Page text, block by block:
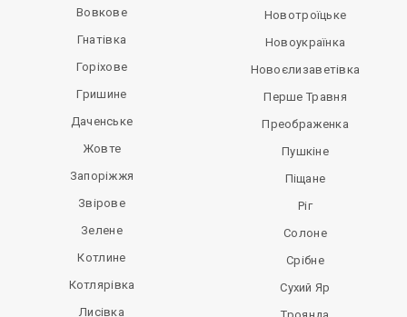
Вовкове
Гнатівка
Горіхове
Гришине
Даченське
Жовте
Запоріжжя
Звірове
Зелене
Котлине
Котлярівка
Лисівка
Новотроїцьке
Новоукраїнка
Новоєлизаветівка
Перше Травня
Преображенка
Пушкіне
Піщане
Ріг
Солоне
Срібне
Сухий Яр